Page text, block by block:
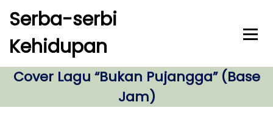
Serba-serbi
Kehidupan
Cover Lagu “Bukan Pujangga” (Base
Jam)